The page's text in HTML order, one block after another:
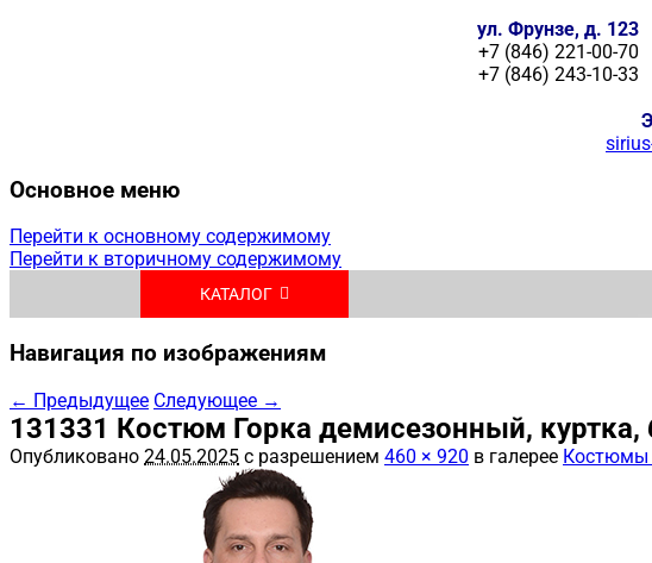
ул. Фрунзе, д. 123
+7 (846) 221-00-70
+7 (846) 243-10-33
Основное меню
Перейти к основному содержимому
Перейти к вторичному содержимому
КАТАЛОГ
Навигация по изображениям
← Предыдущее Следующее →
131331 Костюм Горка демисезонный,
Опубликовано 24.05.2025 с разрешением 460 × 920 в галерее Костюмы